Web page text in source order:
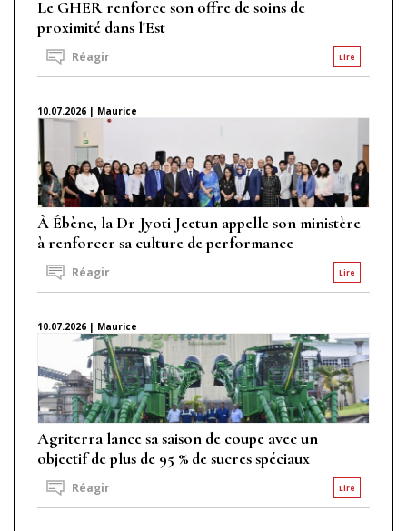
Le GHER renforce son offre de soins de
proximité dans l'Est
Lire
Réagir
10.07.2026 | Maurice
À Ébène, la Dr Jyoti Jeetun appelle son ministère
à renforcer sa culture de performance
Lire
Réagir
10.07.2026 | Maurice
Agriterra lance sa saison de coupe avec un
objectif de plus de 95 % de sucres spéciaux
Lire
Réagir